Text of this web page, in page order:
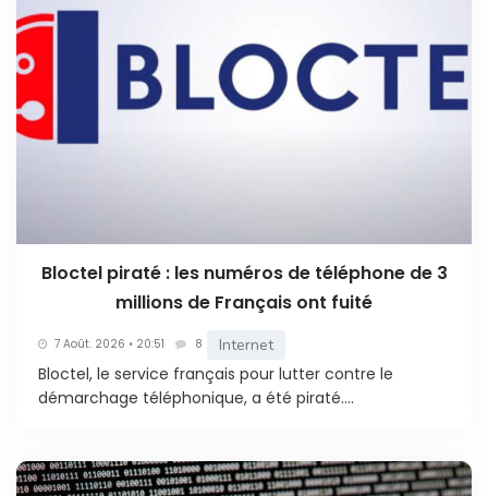
Bloctel piraté : les numéros de téléphone de 3
millions de Français ont fuité
7 Août. 2026 • 20:51 8 Internet
Bloctel, le service français pour lutter contre le
démarchage téléphonique, a été piraté....